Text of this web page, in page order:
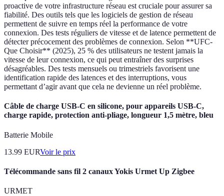
proactive de votre infrastructure réseau est cruciale pour assurer sa
fiabilité. Des outils tels que les logiciels de gestion de réseau
permettent de suivre en temps réel la performance de votre
connexion. Des tests réguliers de vitesse et de latence permettent de
détecter précocement des problèmes de connexion. Selon **UFC-
Que Choisir** (2025), 25 % des utilisateurs ne testent jamais la
vitesse de leur connexion, ce qui peut entraîner des surprises
désagréables. Des tests mensuels ou trimestriels favorisent une
identification rapide des latences et des interruptions, vous
permettant d’agir avant que cela ne devienne un réel problème.
Câble de charge USB-C en silicone, pour appareils USB-C,
charge rapide, protection anti-pliage, longueur 1,5 mètre, bleu
Batterie Mobile
13.99 EURVoir le prix
Télécommande sans fil 2 canaux Yokis Urmet Up Zigbee
URMET